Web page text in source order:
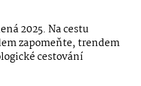
2025. Na cestu
zapomeňte, trendem
cestování